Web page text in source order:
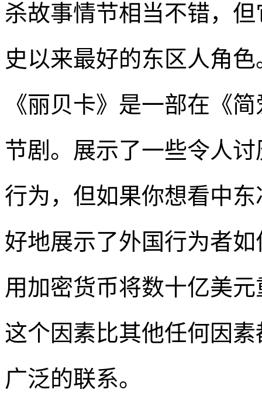
杀故事情节相当不错，
史以来最好的东区人角
《丽贝卡》是一部在《
节剧。展示了一些令人
行为，但如果你想看中
好地展示了外国行为者
用加密货币将数十亿美
这个因素比其他任何因
广泛的联系。